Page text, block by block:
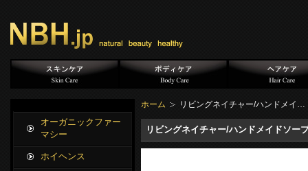
ホーム リビングネイチャー/ハンドメイ…
リビングネイチャー/ハンドメイドソー
オーガニックファー
マシー
ホイヘンス